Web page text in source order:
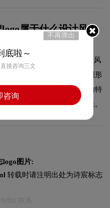
属于什么设计风
现出图形的设计风格。这种风
，设计师在标志中融合了图形
审美特征，又突出品牌的独特
出，给消费者留下深刻印象。
logo图片:
转载时请注明出处为诗宸标志
不再弹出
底啦～
接咨询三文
咨询